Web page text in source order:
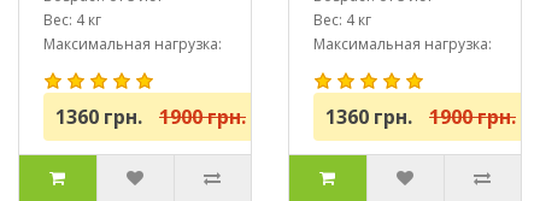
Вес: 4 кг
Максимальная нагрузка:
до 100 кг
1360 грн. 1900 грн.
Вес: 4 кг
Максимальная нагрузка:
до 100 кг
1360 грн. 1900 грн.